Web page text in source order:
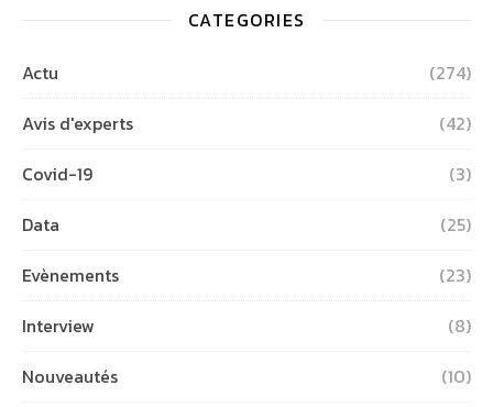
CATEGORIES
Actu
(274)
Avis d'experts
(42)
Covid-19
(3)
Data
(25)
Evènements
(23)
Interview
(8)
Nouveautés
(10)